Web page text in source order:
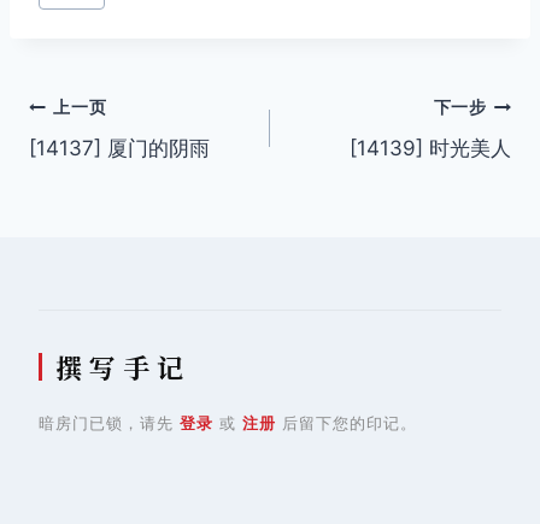
文
章
上一页
[14137] 厦门的阴雨
下一步
[14139] 时光美人
撰 写 手 记
暗房门已锁，请先 登录 或 注册 后留下您的印记。